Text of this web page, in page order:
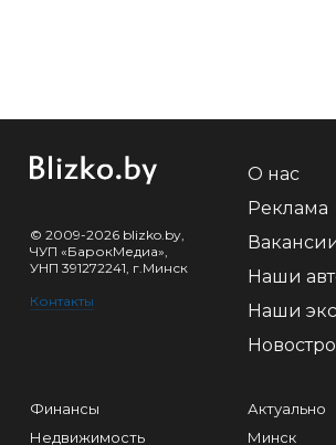
© 2009-2026 blizko.by,
ЧУП «БарокМедиа»,
УНП 391272241, г.Минск
Контакты
О нас
Реклама
Наши
Наши
Финансы
Недвижимость
Актуально
Минск